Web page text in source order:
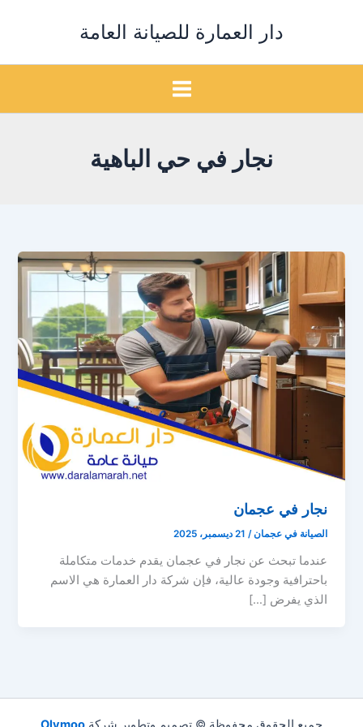
دار العمارة للصيانة العامة
نجار في حي الباهية
نجار في عجمان
الصيانة في عجمان/ 21 ديسمبر، 2025
عندما تبحث عن نجار في عجمان يقدم خدمات متكاملة
باحترافية وجودة عالية، فإن شركة دار العمارة هي الاسم
الذي يفرض […]